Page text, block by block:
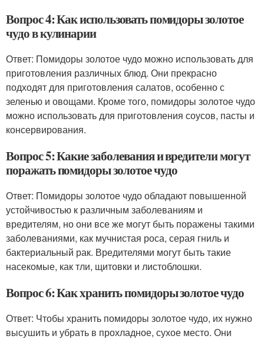
Вопрос 4: Как использовать помидоры золотое
чудо в кулинарии
Ответ: Помидоры золотое чудо можно использовать для
приготовления различных блюд. Они прекрасно
подходят для приготовления салатов, особенно с
зеленью и овощами. Кроме того, помидоры золотое чудо
можно использовать для приготовления соусов, пасты и
консервирования.
Вопрос 5: Какие заболевания и вредители могут
поражать помидоры золотое чудо
Ответ: Помидоры золотое чудо обладают повышенной
устойчивостью к различным заболеваниям и
вредителям, но они все же могут быть поражены такими
заболеваниями, как мучнистая роса, серая гниль и
бактериальный рак. Вредителями могут быть такие
насекомые, как тли, щитовки и листоблошки.
Вопрос 6: Как хранить помидоры золотое чудо
Ответ: Чтобы хранить помидоры золотое чудо, их нужно
высушить и убрать в прохладное, сухое место. Они